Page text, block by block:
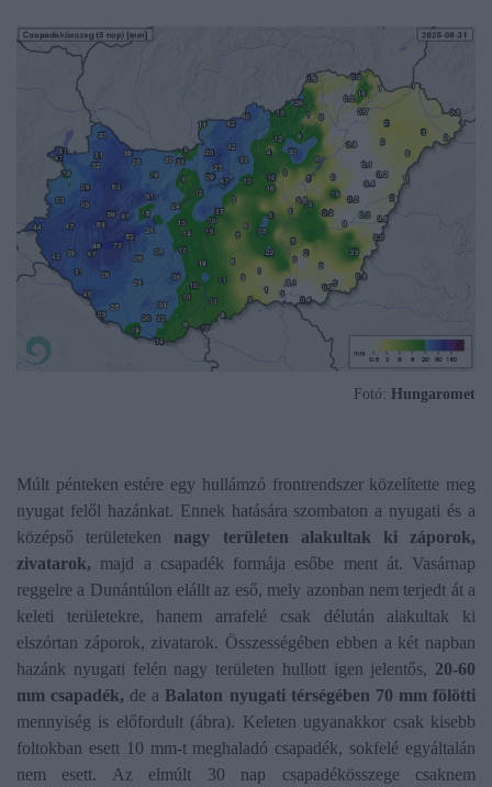
Fotó: Hungaromet
Múlt pénteken estére egy hullámzó frontrendszer közelítette meg
nyugat felől hazánkat. Ennek hatására szombaton a nyugati és a
középső területeken nagy területen alakultak ki záporok,
zivatarok, majd a csapadék formája esőbe ment át. Vasárnap
reggelre a Dunántúlon elállt az eső, mely azonban nem terjedt át a
keleti területekre, hanem arrafelé csak délután alakultak ki
elszórtan záporok, zivatarok. Összességében ebben a két napban
hazánk nyugati felén nagy területen hullott igen jelentős, 20-60
mm csapadék, de aBalaton nyugati térségében 70 mm fölötti
mennyiség is előfordult (ábra). Keleten ugyanakkor csak kisebb
foltokban esett 10 mm-t meghaladó csapadék, sokfelé egyáltalán
nem esett. Az elmúlt 30 nap csapadékösszege csaknem